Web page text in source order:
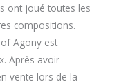
ont joué toutes les
compositions.
Agony est
Après avoir
vente lors de la